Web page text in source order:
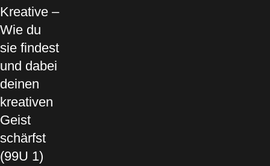
Kreative –
Wie du
sie findest
und dabei
deinen
kreativen
Geist
schärfst
(99U 1)